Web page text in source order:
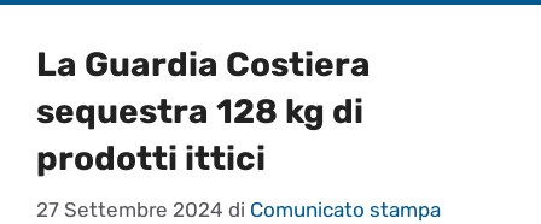
La Guardia Costiera
sequestra 128 kg di
prodotti ittici
27 Settembre 2024 di Comunicato stampa